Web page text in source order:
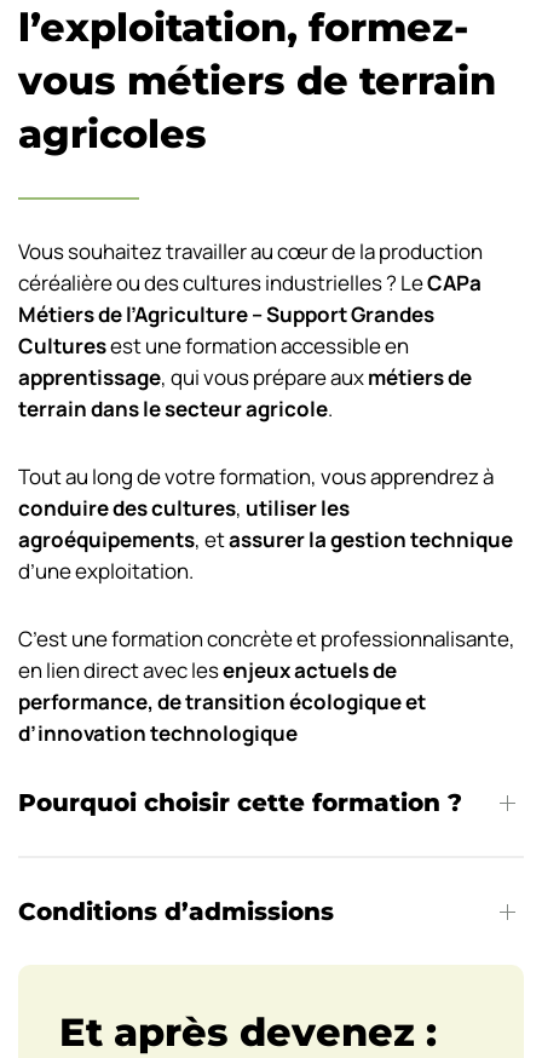
l’exploitation, formez-
vous métiers de terrain
agricoles
Vous souhaitez travailler au cœur de la production
céréalière ou des cultures industrielles ? LeCAPa
Métiers de l’Agriculture – Support Grandes
Culturesest une formation accessible en
apprentissage, qui vous prépare auxmétiers de
terrain dans le secteur agricole.
Tout au long de votre formation, vous apprendrez à
conduire des cultures, utiliser les
agroéquipements, etassurer la gestion technique
d’une exploitation.
C’est une formation concrète et professionnalisante,
en lien direct avec lesenjeux actuels de
performance, de transition écologique et
d’innovation technologique
Pourquoi choisir cette formation ?
Conditions d’admissions
Et après devenez :